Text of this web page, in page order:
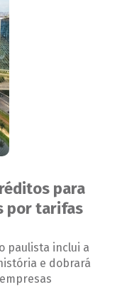
para
por tarifas
paulista inclui a
e dobrará